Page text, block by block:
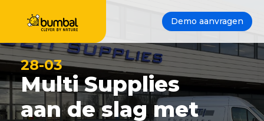
Demo aanvragen
28-03
Multi Supplies
aan de slag met